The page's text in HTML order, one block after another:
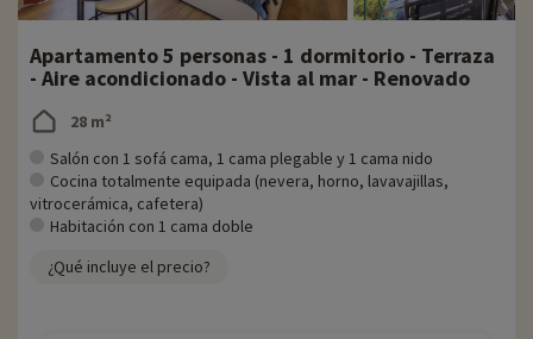
Apartamento 5 personas - 1 dormitorio - Terraza
- Aire acondicionado - Vista al mar - Renovado
28 m²
Salón con 1 sofá cama, 1 cama plegable y 1 cama nido
Cocina totalmente equipada (nevera, horno, lavavajillas,
vitrocerámica, cafetera)
Habitación con 1 cama doble
¿Qué incluye el precio?